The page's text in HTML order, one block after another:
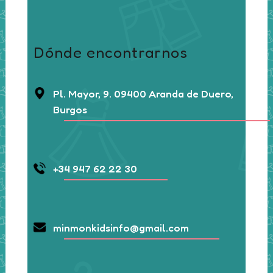
Dónde encontrarnos
Pl. Mayor, 9. 09400 Aranda de Duero,
Burgos
+34 947 62 22 30
minmonkidsinfo@gmail.com